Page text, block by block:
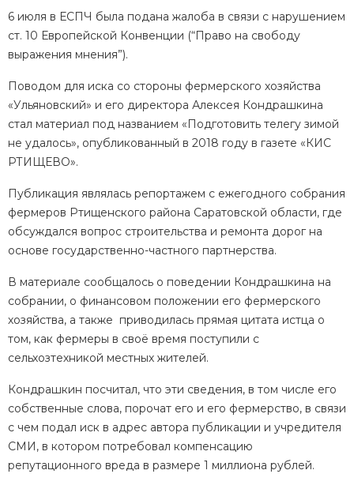
6 июля в ЕСПЧ была подана жалоба в связи с нарушением
ст. 10 Европейской Конвенции (“Право на свободу
выражения мнения”).
Поводом для иска со стороны фермерского хозяйства
«Ульяновский» и его директора Алексея Кондрашкина
стал материал под названием «Подготовить телегу зимой
не удалось», опубликованный в 2018 году в газете «КИС
РТИЩЕВО».
Публикация являлась репортажем с ежегодного собрания
фермеров Ртищенского района Саратовской области, где
обсуждался вопрос строительства и ремонта дорог на
основе государственно-частного партнерства.
В материале сообщалось о поведении Кондрашкина на
собрании, о финансовом положении его фермерского
хозяйства, а также приводилась прямая цитата истца о
том, как фермеры в своё время поступили с
сельхозтехникой местных жителей.
Кондрашкин посчитал, что эти сведения, в том числе его
собственные слова, порочат его и его фермерство, в связи
с чем подал иск в адрес автора публикации и учредителя
СМИ, в котором потребовал компенсацию
репутационного вреда в размере 1 миллиона рублей.